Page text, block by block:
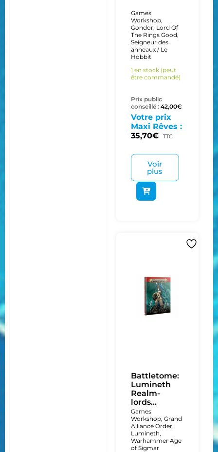
Games
Workshop,
Gondor, Lord Of
The Rings Good,
Seigneur des
anneaux / Le
Hobbit
1 en stock (peut
être commandé)
Prix public
conseillé : 42,00€
Votre prix
Maxi Rêves :
35,70€ TTC
Voir
plus
Battletome:
Lumineth
Realm-
lords...
Games
Workshop, Grand
Alliance Order,
Lumineth,
Warhammer Age
of Sigmar